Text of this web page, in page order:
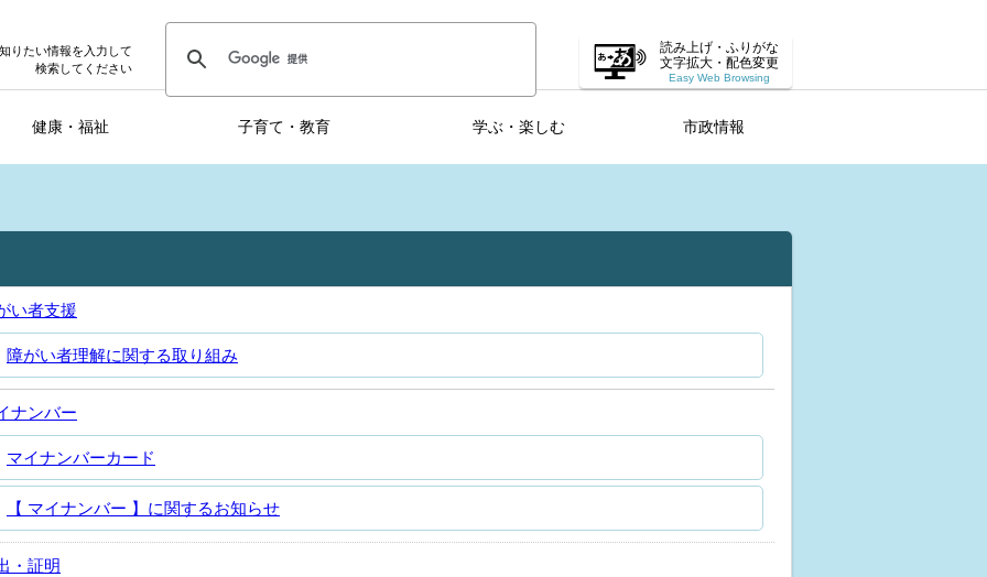
りたい情報を入力して
検索してください
読み上げ・ふりがな
文字拡大・配色変更
Easy Web Browsing
健康・福祉 子育て・教育 学ぶ・楽しむ 市政情報
い者支援
障がい者理解に関する取り組み
ナンバー
マイナンバーカード
【 マイナンバー 】に関するお知らせ
・証明